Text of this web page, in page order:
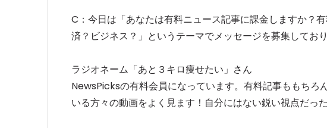
C：今日は「あなたは有料ニュース記事に課金しますか？
済？ビジネス？」というテーマでメッセージを募集してお
ラジオネーム「あと３キロ痩せたい」さん
NewsPicksの有料会員になっています。有料記事ももちろ
いる方々の動画をよく見ます！自分にはない鋭い視点だっ